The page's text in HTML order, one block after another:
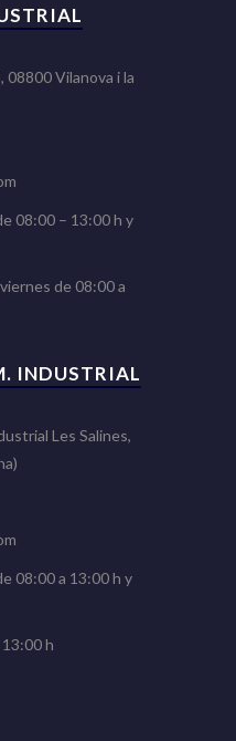
08800 Vilanova i la
08:00 – 13:00 h y
de 08:00 a
INDUSTRIAL
Les Salines,
08:00 a 13:00 h y
h